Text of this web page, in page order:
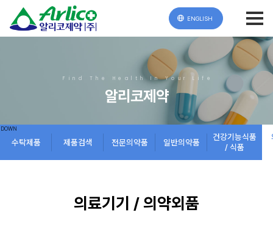
ENGLISH
Find The Health In Your Life
알리코제약
수탁제품 제품검색 전문의약품 일반의약품
건강기능식품
/ 식품
의료기기 / 의약외품